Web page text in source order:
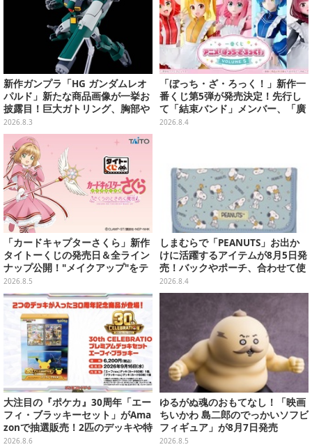
新作ガンプラ「HG ガンダムレオ
パルド」新たな商品画像が一挙お
披露目！巨大ガトリング、胸部や
肩武装のハッチ展開までたっぷり
11枚
2026.8.3
「ぼっち・ざ・ろっく！」新作一
番くじ第5弾が発売決定！先行し
て「結束バンド」メンバー、「廣
井きくり」のメイド衣装フィギュ
2026.8.4
「カードキャプターさくら」新作
タイトーくじの発売日＆全ライン
ナップ公開！"メイクアップ"をテ
ーマに、日常でも使いたくなるア
イテムがズラリ
2026.8.5
しまむらで「PEANUTS」お出か
けに活躍するアイテムが8月5日発
売！バックやポーチ、合わせて使
いたいリール付きカラビナなど
2026.8.4
大注目の『ポケカ』30周年「エー
フィ・ブラッキーセット」がAma
zonで抽選販売！2匹のデッキや特
別カードを収録
2026.8.6
ゆるがぬ魂のおもてなし！「映画
ちいかわ 島二郎のでっかいソフビ
フィギュア」が8月7日発売
2026.8.5